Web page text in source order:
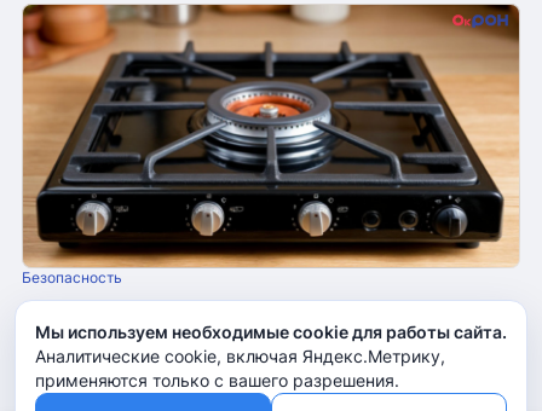
Безопасность
допуске газовщиков в жилье
04.08.2026 в 11:00 22
Мы используем необходимые cookie для работы сайта.
Аналитические cookie, включая Яндекс.Метрику,
применяются только с вашего разрешения.